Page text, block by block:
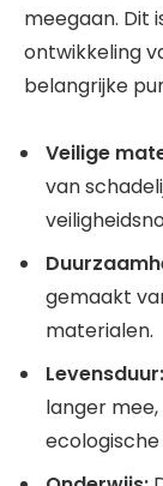
meegaan. Dit
ontwikkeling
belangrijke
Veilige
van
gemaakt
materialen.
Levensduur:
langer